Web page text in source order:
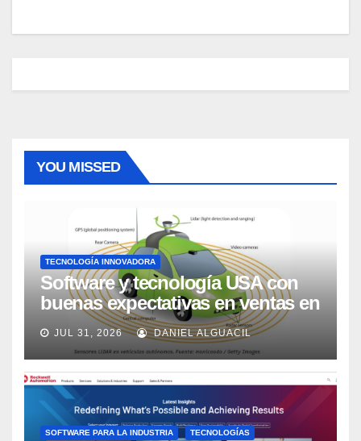
YOU MISSED
TECNOLOGÍA INNOVADORA
Software y tecnología USA con
buenas expectativas en ventas en
los próximos 2 años, según
Market Watch
JUL 31, 2026 DANIEL ALGUACIL
SOFTWARE PARA LA INDUSTRIA TECNOLOGÍAS